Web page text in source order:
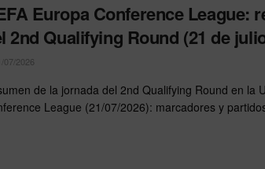
Europa Conference League:
2nd Qualifying Round (21 de
2026
de la jornada del 2nd Qualifying Round en la
League (21/07/2026): marcadores y